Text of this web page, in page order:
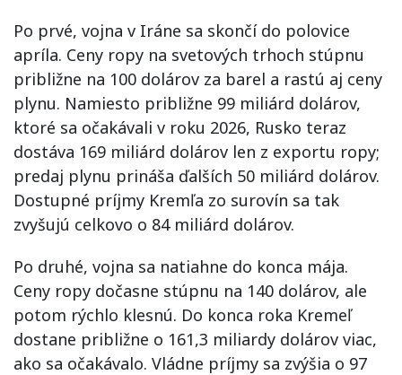
Po prvé, vojna v Iráne sa skončí do polovice
apríla. Ceny ropy na svetových trhoch stúpnu
približne na 100 dolárov za barel a rastú aj ceny
plynu. Namiesto približne 99 miliárd dolárov,
ktoré sa očakávali v roku 2026, Rusko teraz
dostáva 169 miliárd dolárov len z exportu ropy;
predaj plynu prináša ďalších 50 miliárd dolárov.
Dostupné príjmy Kremľa zo surovín sa tak
zvyšujú celkovo o 84 miliárd dolárov.
Po druhé, vojna sa natiahne do konca mája.
Ceny ropy dočasne stúpnu na 140 dolárov, ale
potom rýchlo klesnú. Do konca roka Kremeľ
dostane približne o 161,3 miliardy dolárov viac,
ako sa očakávalo. Vládne príjmy sa zvýšia o 97